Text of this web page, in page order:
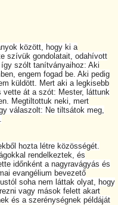
között, hogy ki a
szívük gondolatait, odahívott
szólt tanítványaihoz: Aki
engem fogad be. Aki pedig
küldött. Mert aki a legkisebb
át a szót: Mester, láttunk
Megtiltottuk neki, mert
válaszolt: Ne tiltsátok meg,
hozta létre közösségét.
rendelkeztek, és
időnként a nagyravágyás és
evangélium bevezető
soha nem láttak olyat, hogy
vagy mások felett akart
és a szerénységnek példáját